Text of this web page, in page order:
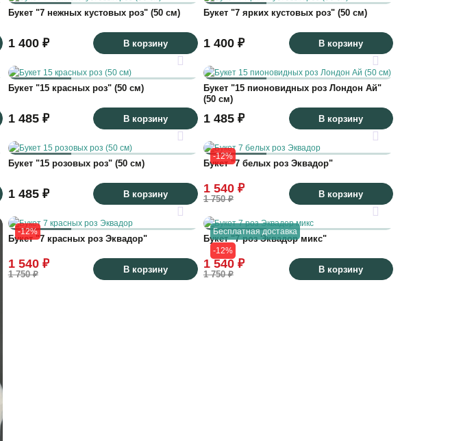
Букет "7 нежных кустовых роз" (50 см)
1 400 ₽ В корзину
Букет "7 ярких кустовых роз" (50 см)
1 400 ₽ В корзину
Букет "15 красных роз" (50 см)
1 485 ₽ В корзину
Букет "15 пионовидных роз Лондон Ай"
(50 см)
1 485 ₽ В корзину
Букет "15 розовых роз" (50 см)
1 485 ₽ В корзину
-12%
Букет "7 белых роз Эквадор"
1 540 ₽
1 750 ₽ В корзину
-12%
Букет "7 красных роз Эквадор"
1 540 ₽
1 750 ₽ В корзину
Бесплатная доставка
-12%
Букет "7 роз Эквадор микс"
1 540 ₽
1 750 ₽ В корзину